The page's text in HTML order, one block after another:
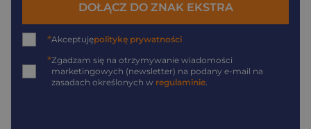
DOŁĄCZ DO ZNAK EKSTRA
*Akceptujępolitykę prywatności
*Zgadzam się na otrzymywanie wiadomości
marketingowych (newsletter) na podany e-mail na
zasadach określonych w regulaminie.